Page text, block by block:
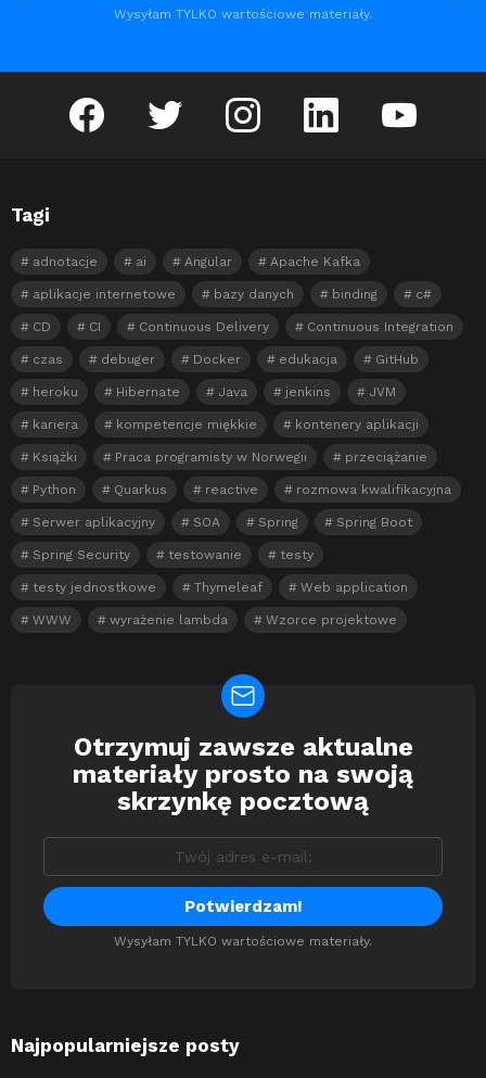
Wysyłam TYLKO wartościowe materiały.
facebook twitter instagram linkedin
Tagi
adnotacje ai Angular Apache Kafka
aplikacje internetowe bazy danych binding c#
CD CI Continuous Delivery Continuous Integration
czas debuger Docker edukacja GitHub
heroku Hibernate Java jenkins JVM
kariera kompetencje miękkie kontenery aplikacji
Książki Praca programisty w Norwegii przeciążanie
Python Quarkus reactive rozmowa kwalifikacyjna
Serwer aplikacyjny SOA Spring Spring Boot
Spring Security testowanie testy
testy jednostkowe Thymeleaf Web application
WWW wyrażenie lambda Wzorce projektowe
Newsletter
Otrzymuj zawsze aktualne
materiały prosto na swoją
skrzynkę pocztową
Wysyłam TYLKO wartościowe materiały.
Najpopularniejsze posty